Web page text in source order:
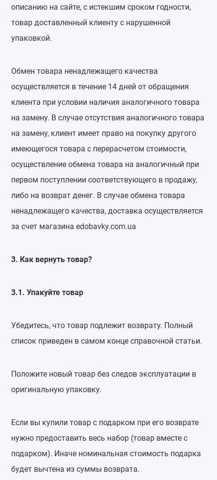
описанию на сайте, с истекшим сроком годности,
товар доставленный клиенту с нарушенной
упаковкой.
Обмен товара ненадлежащего качества
осуществляется в течение 14 дней от обращения
клиента при условии наличия аналогичного товара
на замену. В случае отсутствия аналогичного товара
на замену, клиент имеет право на покупку другого
имеющегося товара с перерасчетом стоимости,
осуществление обмена товара на аналогичный при
первом поступлении соответствующего в продажу,
либо на возврат денег. В случае обмена товара
ненадлежащего качества, доставка осуществляется
за счет магазина edobavky.com.ua
3. Как вернуть товар?
3.1. Упакуйте товар
Убедитесь, что товар подлежит возврату. Полный
список приведен в самом конце справочной статьи.
Положите новый товар без следов эксплуатации в
оригинальную упаковку.
Если вы купили товар с подарком при его возврате
нужно предоставить весь набор (товар вместе с
подарком). Иначе номинальная стоимость подарка
будет вычтена из суммы возврата.